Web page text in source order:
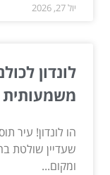
יול 27, 2026
לונדון
משמעותית
הו לונדון! עיר
שעדיין שולטת
ומקום...